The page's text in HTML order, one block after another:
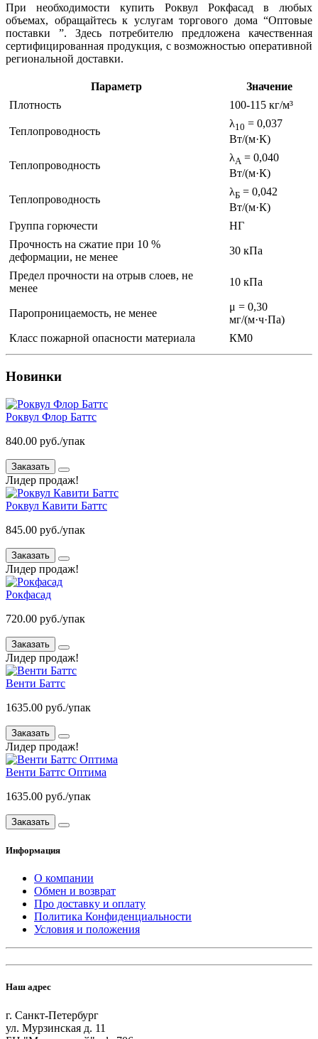
При необходимости купить Роквул Рокфасад в любых
объемах, обращайтесь к услугам торгового дома “Оптовые
поставки ”. Здесь потребителю предложена качественная
сертифицированная продукция, с возможностью оперативной
региональной доставки.
Параметр
Значение
Плотность
100-115 кг/м³
Теплопроводность
λ10 = 0,037
Вт/(м·К)
Теплопроводность
λА = 0,040
Вт/(м·К)
Теплопроводность
λБ = 0,042
Вт/(м·К)
Группа горючести
НГ
Прочность на сжатие при 10 %
деформации, не менее
30 кПа
Предел прочности на отрыв слоев, не
менее
10 кПа
Паропроницаемость, не менее
μ = 0,30
мг/(м·ч·Па)
Класс пожарной опасности материала
КМ0
Новинки
Роквул Флор Баттс
840.00 руб./упак
Заказать
Лидер продаж!
Роквул Кавити Баттс
845.00 руб./упак
Заказать
Лидер продаж!
Рокфасад
720.00 руб./упак
Заказать
Лидер продаж!
Венти Баттс
1635.00 руб./упак
Заказать
Лидер продаж!
Венти Баттс Оптима
1635.00 руб./упак
Заказать
Информация
О компании
Обмен и возврат
Про доставку и оплату
Политика Конфиденциальности
Условия и положения
Наш адрес
г. Санкт-Петербург
ул. Мурзинская д. 11